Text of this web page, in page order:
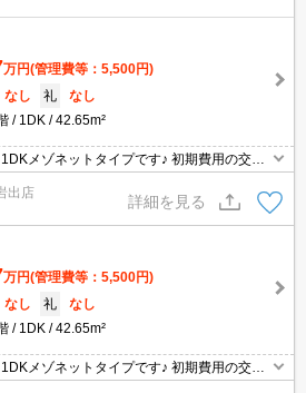
万円(管理費等：5,500円)
なし 礼
なし
1DK 42.65m²
メゾネットタイプです♪ 初期費用の交渉
で！！
出店
詳細を見る
万円(管理費等：5,500円)
なし 礼
なし
1DK 42.65m²
メゾネットタイプです♪ 初期費用の交渉
で！！